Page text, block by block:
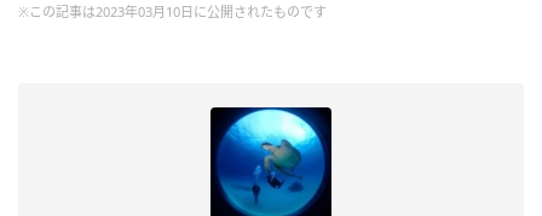
※この記事は2023年03月10日に公開されたものです